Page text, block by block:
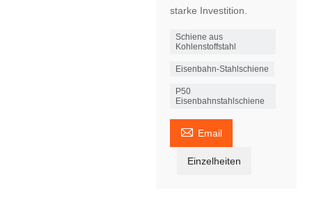
starke Investition.
Schiene aus
Kohlenstoffstahl
Eisenbahn-Stahlschiene
P50
Eisenbahnstahlschiene
 Email
Einzelheiten